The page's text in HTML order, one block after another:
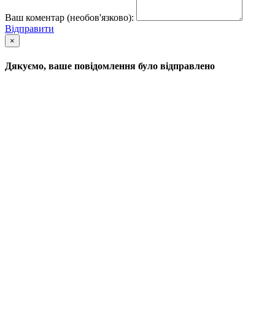
Ваш коментар (необов'язково):
Відправити
×
Дякуємо, ваше повідомлення було відправлено